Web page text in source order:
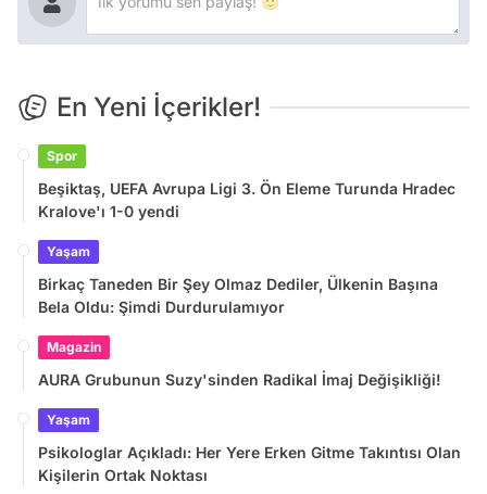
En Yeni İçerikler!
Spor
Beşiktaş, UEFA Avrupa Ligi 3. Ön Eleme Turunda Hradec
Kralove'ı 1-0 yendi
Yaşam
Birkaç Taneden Bir Şey Olmaz Dediler, Ülkenin Başına
Bela Oldu: Şimdi Durdurulamıyor
Magazin
AURA Grubunun Suzy'sinden Radikal İmaj Değişikliği!
Yaşam
Psikologlar Açıkladı: Her Yere Erken Gitme Takıntısı Olan
Kişilerin Ortak Noktası